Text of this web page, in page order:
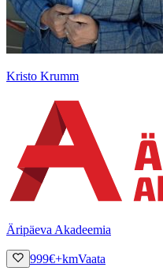
Kristo Krumm
Äripäeva Akadeemia
999€+kmVaata